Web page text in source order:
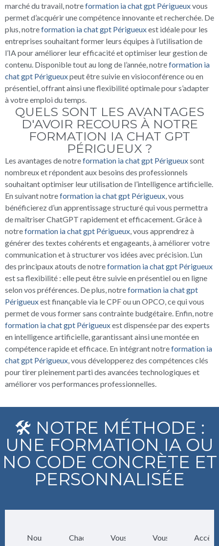
marché du travail, notreformation ia chat gpt Périgueuxvous
permet d’acquérir une compétence innovante et recherchée. De
plus, notreformation ia chat gpt Périgueuxest idéale pour les
entreprises souhaitant former leurs équipes à l’utilisation de
l’IA pour améliorer leur efficacité et optimiser leur gestion de
contenu. Disponible tout au long de l’année, notreformation ia
chat gpt Périgueuxpeut être suivie en visioconférence ou en
présentiel, offrant ainsi une flexibilité optimale pour s’adapter
à votre emploi du temps.
QUELS SONT LES AVANTAGES
D'AVOIR RECOURS À NOTRE
FORMATION IA CHAT GPT
PÉRIGUEUX ?
Les avantages de notreformation ia chat gpt Périgueuxsont
nombreux et répondent aux besoins des professionnels
souhaitant optimiser leur utilisation de l’intelligence artificielle.
En suivant notreformation ia chat gpt Périgueux, vous
bénéficierez d’un apprentissage structuré qui vous permettra
de maîtriser ChatGPT rapidement et efficacement. Grâce à
notreformation ia chat gpt Périgueux, vous apprendrez à
générer des textes cohérents et engageants, à améliorer votre
communication et à structurer vos idées avec précision. L’un
des principaux atouts de notreformation ia chat gpt Périgueux
est sa flexibilité : elle peut être suivie en présentiel ou en ligne
selon vos préférences. De plus, notreformation ia chat gpt
Périgueuxest finançable via le CPF ou un OPCO, ce qui vous
permet de vous former sans contrainte budgétaire. Enfin, notre
formation ia chat gpt Périgueuxest dispensée par des experts
en intelligence artificielle, garantissant ainsi une montée en
compétence rapide et efficace. En intégrant notreformation ia
chat gpt Périgueux, vous développerez des compétences clés
pour tirer pleinement parti des avancées technologiques et
améliorer vos performances professionnelles.
🛠️ NOTRE MÉTHODE :
UNE FORMATION IA OU
NO CODE CONCRÈTE ET
PERSONNALISÉE
Nous
Chaque
Vous
Vous
Accès